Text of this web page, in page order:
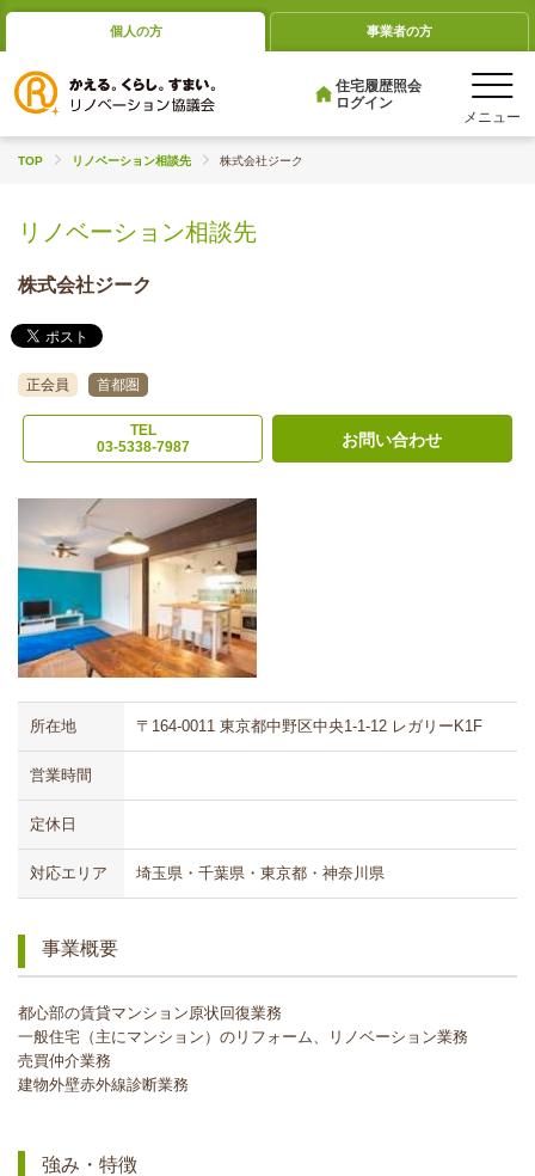
個人の方 事業者の方
住宅履歴照会
ログイン
TOP リノベーション相談先 株式会社ジーク
リノベーション相談先
株式会社ジーク
正会員 首都圏
TEL
03-5338-7987
お問い合わせ
所在地 〒164-0011 東京都中野区中央1-1-12 レガリーK1F
営業時間
定休日
対応エリア 埼玉県・千葉県・東京都・神奈川県
事業概要
都心部の賃貸マンション原状回復業務
一般住宅（主にマンション）のリフォーム、リノベーション業務
売買仲介業務
建物外壁赤外線診断業務
強み・特徴